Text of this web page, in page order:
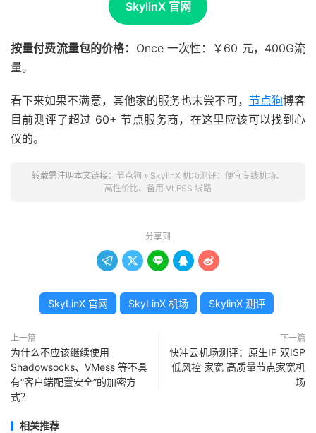
SkylinX 官网
按量付费流量包的价格： Once 一次性：￥60 元，400G流
量。
看下来如果不满意，其他家的服务也未尝不可， 节点狗博客
目前测评了超过 60+ 节点服务商，在这里应该可以找到心
仪的。
转载需注明本文链接： 节点狗 » SkylinX 机场测评：便宜专线机场、
高性价比、备用 VLESS 线路
分享到
    
SkyLinX 官网 SkyLinX 机场 SkylinX 测评
上一篇
为什么不应该继续使用
Shadowsocks、VMess 等不具
有“客户端配置安全”的加密方
式？
下一篇
快冲云机场测评：原生IP 双ISP
低风控 家宽 高质量节点家宽机
场
相关推荐